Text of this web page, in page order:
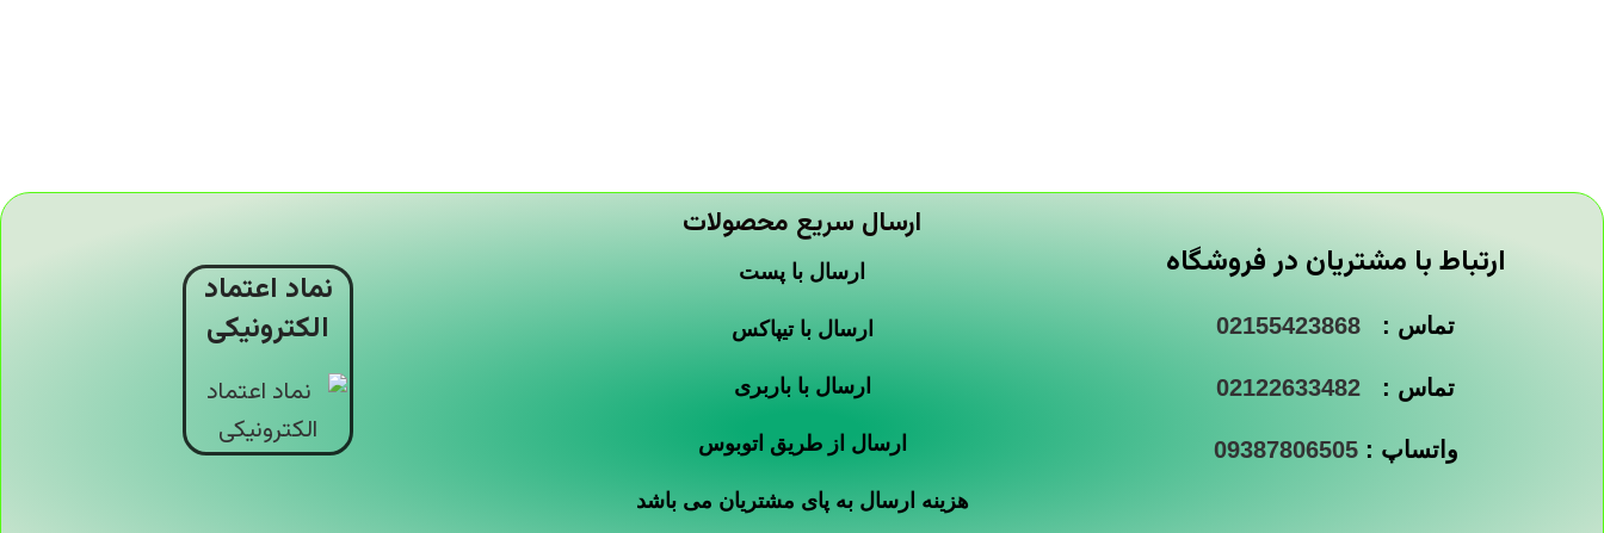
ارتباط با مشتریان در فروشگاه
تماس : 02155423868
تماس : 02122633482
واتساپ :09387806505
ارسال سریع محصولات
ارسال با پست
ارسال با تیپاکس
ارسال با باربری
ارسال از طریق اتوبوس
هزینه ارسال به پای مشتریان می باشد
نماد اعتماد
الکترونیکی